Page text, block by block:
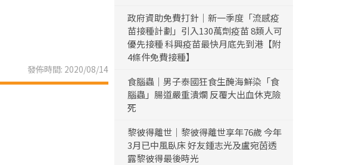
發佈時間: 2020/08/14
政府資助免費打針｜新一季度「流感疫
苗接種計劃」引入130萬劑疫苗 8類人可
優先接種 科興疫苗最快月底先到港【附
4條件免費接種】
食腦蟲｜男子泰國狂食生醃海鮮染「食
腦蟲」腸道嚴重潰爛 反覆大出血休克險
死
黎彼得離世｜黎彼得離世享年76歲 今年
3月已中風臥床 好友鍾志光及盧宛茵透
露黎彼得最後時光